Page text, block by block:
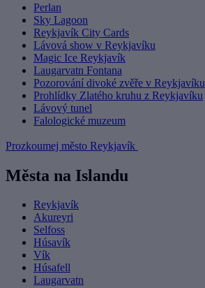
Perlan
Sky Lagoon
Reykjavík City Cards
Lávová show v Reykjavíku
Magic Ice Reykjavík
Laugarvatn Fontana
Pozorování divoké zvěře v Reykjavíku
Prohlídky Zlatého kruhu z Reykjavíku
Lávový tunel
Falologické muzeum
Prozkoumej město Reykjavík
Města na Islandu
Reykjavík
Akureyri
Selfoss
Húsavík
Vík
Húsafell
Laugarvatn